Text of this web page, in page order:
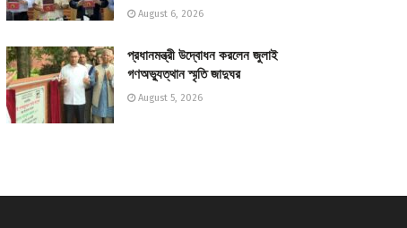
August 6, 2026
প্রধানমন্ত্রী উদ্বোধন করলেন জুলাই
গণঅভ্যুত্থান স্মৃতি জাদুঘর
August 5, 2026